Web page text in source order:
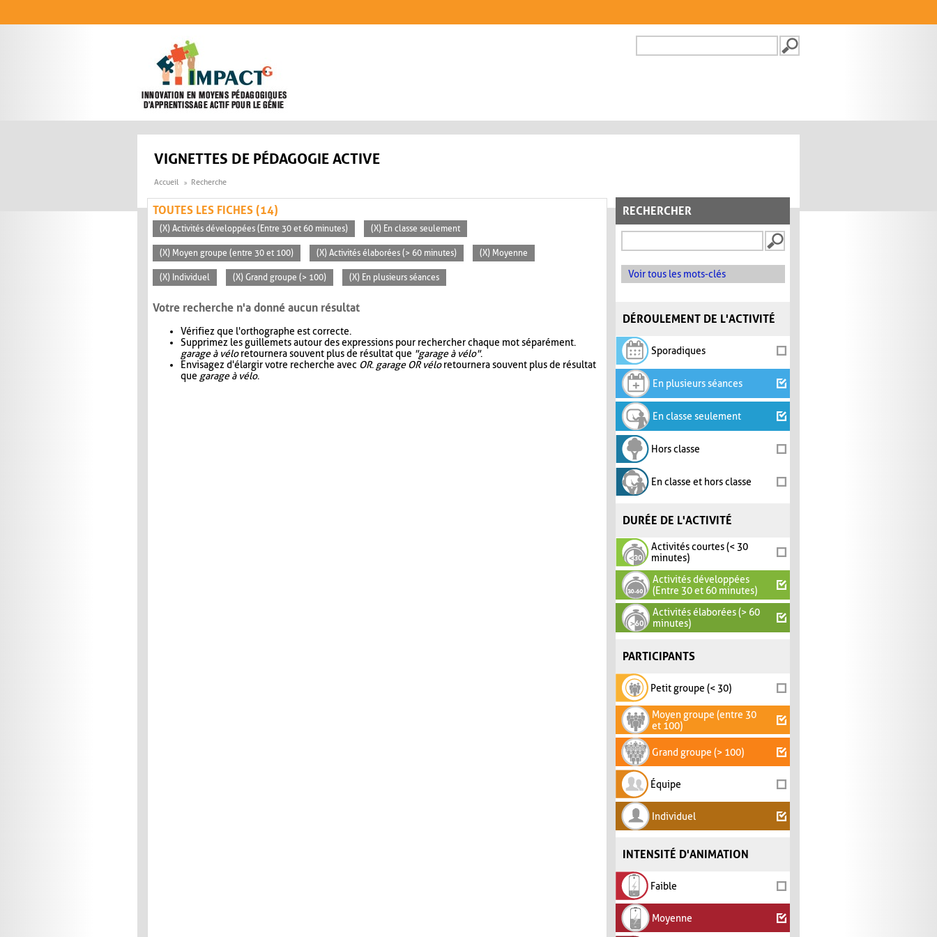
FORMULAIRE DE
VIGNETTES DE PÉDAGOGIE ACTIVE
Accueil Recherche
RECHERCHER
Voir tous les mots-clés
DÉROULEMENT DE L'ACTIVITÉ
Sporadiques
En plusieurs séances
En classe seulement
Hors classe
En classe et hors classe
DURÉE DE L'ACTIVITÉ
Activités courtes (< 30
minutes)
Activités développées
(Entre 30 et 60 minutes)
Activités élaborées (> 60
minutes)
PARTICIPANTS
Petit groupe (< 30)
Moyen groupe (entre 30
et 100)
Grand groupe (> 100)
Équipe
Individuel
INTENSITÉ D'ANIMATION
Faible
Moyenne
TOUTES LES FICHES (14)
(X) Activités développées (Entre 30 et 60 minutes) (X) En classe seulement
(X) Moyen groupe (entre 30 et 100) (X) Activités élaborées (> 60 minutes) (X) Moyenne
(X) Individuel (X) Grand groupe (> 100) (X) En plusieurs séances
Votre recherche n'a donné aucun résultat
Vérifiez que l'orthographe est correcte.
Supprimez les guillemets autour des expressions pour rechercher chaque mot séparément.
garage à véloretournera souvent plus de résultat que "garage à vélo".
Envisagez d'élargir votre recherche avec OR. garage OR véloretournera souvent plus de résultat
que garage à vélo.